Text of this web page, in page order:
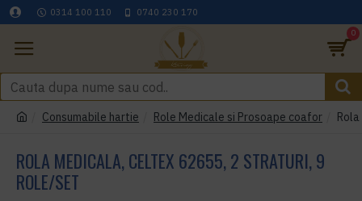
0314 100 110 0740 230 170
0
Consumabile hartie Role Medicale si Prosoape coafor
ROLA MEDICALA, CELTEX 62655, 2 STRATURI, 9
ROLE/SET